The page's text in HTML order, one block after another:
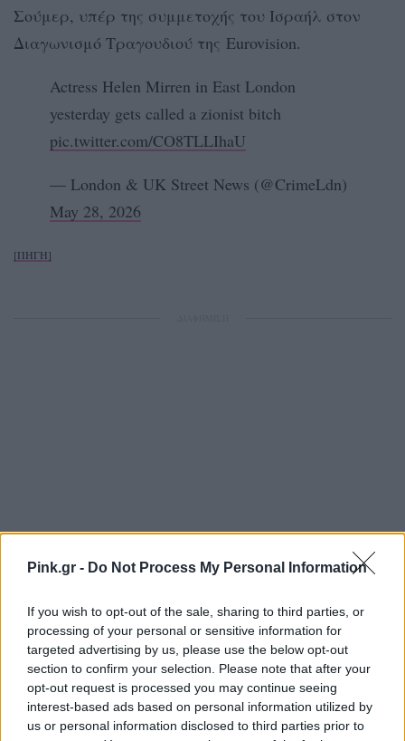
Pink.gr - Do Not Process My Personal Information
If you wish to opt-out of the sale, sharing to third parties, or
processing of your personal or sensitive information for
targeted advertising by us, please use the below opt-out
section to confirm your selection. Please note that after your
opt-out request is processed you may continue seeing
interest-based ads based on personal information utilized by
us or personal information disclosed to third parties prior to
Σούμερ, υπέρ της συμμετοχής του Ισραήλ στον
Διαγωνισμό Τραγουδιού της Eurovision.
Actress Helen Mirren in East London
yesterday gets called a zionist bitch
pic.twitter.com/CO8TLLIhaU
— London & UK Street News (@CrimeLdn)
May 28, 2026
[ΠΗΓΗ]